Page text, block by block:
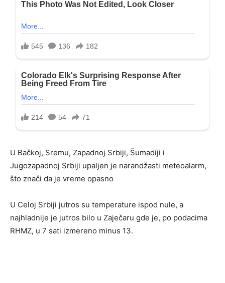
U Bačkoj, Sremu, Zapadnoj Srbiji, Šumadiji i
Jugozapadnoj Srbiji upaljen je narandžasti meteoalarm,
što znači da je vreme opasno
U Celoj Srbiji jutros su temperature ispod nule, a
najhladnije je jutros bilo u Zaječaru gde je, po podacima
RHMZ, u 7 sati izmereno minus 13.